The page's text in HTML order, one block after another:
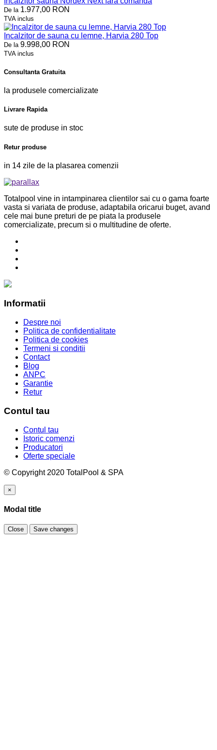
De la 1.977,00 RON
TVA inclus
Incalzitor de sauna cu lemne, Harvia 280 Top
De la 9.998,00 RON
TVA inclus
Consultanta Gratuita
la produsele comercializate
Livrare Rapida
sute de produse in stoc
Retur produse
in 14 zile de la plasarea comenzii
Totalpool vine in intampinarea clientilor sai cu o gama foarte
vasta si variata de produse, adaptabila oricarui buget, avand
cele mai bune preturi de pe piata la produsele
comercializate, precum si o multitudine de oferte.
Informatii
Despre noi
Politica de confidentialitate
Politica de cookies
Termeni si conditii
Contact
Blog
ANPC
Garantie
Retur
Contul tau
Contul tau
Istoric comenzi
Producatori
Oferte speciale
© Copyright 2020 TotalPool & SPA
×
Modal title
Close Save changes